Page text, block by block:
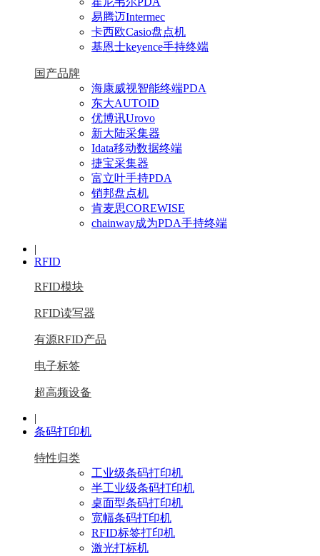
易腾迈Intermec
卡西欧Casio盘点机
基恩士keyence手持终端
国产品牌
海康威视智能终端PDA
东大AUTOID
优博讯Urovo
新大陆采集器
Idata移动数据终端
捷宝采集器
富立叶手持PDA
销邦盘点机
肯麦思COREWISE
chainway成为PDA手持终端
|
RFID
RFID模块
RFID读写器
有源RFID产品
电子标签
超高频设备
|
条码打印机
特性归类
工业级条码打印机
半工业级条码打印机
桌面型条码打印机
宽幅条码打印机
RFID标签打印机
激光打标机